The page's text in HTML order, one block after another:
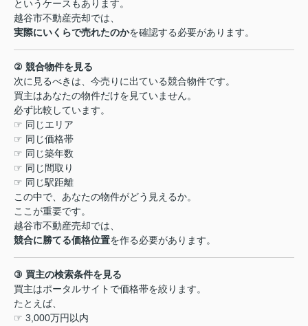
というケースもあります。
越谷市不動産売却では、
実際にいくらで売れたのかを確認する必要があります。
② 競合物件を見る
次に見るべきは、今売りに出ている競合物件です。
買主はあなたの物件だけを見ていません。
必ず比較しています。
☞ 同じエリア
☞ 同じ価格帯
☞ 同じ築年数
☞ 同じ間取り
☞ 同じ駅距離
この中で、あなたの物件がどう見えるか。
ここが重要です。
越谷市不動産売却では、
競合に勝てる価格位置を作る必要があります。
③ 買主の検索条件を見る
買主はポータルサイトで価格帯を絞ります。
たとえば、
☞ 3,000万円以内